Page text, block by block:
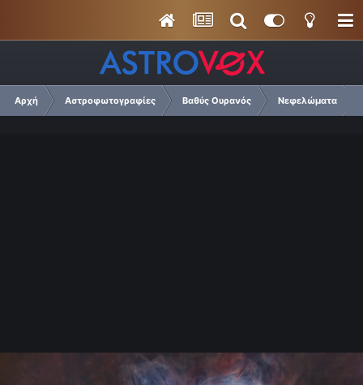
Αρχή Αστροφωτογραφίες Βαθύς Ουρανός Νεφελώματα